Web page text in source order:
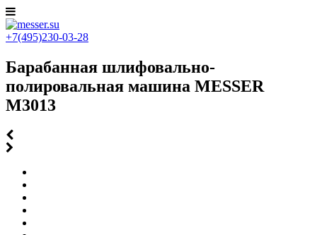
+7(495)230-03-28
Барабанная шлифовально-
полировальная машина MESSER
M3013